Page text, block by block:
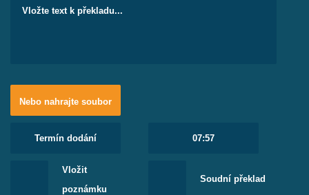
Chcete mít jistotu, že vaše myšlenky nezaniknou
Nebo nahrajte soubor
Vložit
poznámku
Soudní překlad